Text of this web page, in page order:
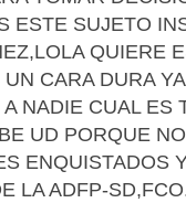
ESTE SUJETO
QUIERE
CARA DURA
NADIE CUAL ES
UD PORQUE
ENQUISTADOS
LA ADFP-